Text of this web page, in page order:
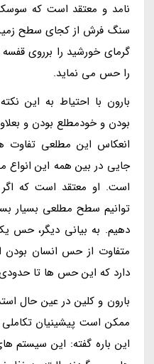
نامد و معتقد است که
سنگ فرش از کجای سطح زمین
گرمای خورشید را برروی
را حس می نماید.
بارون با احتیاط به این
بودن و خودمطلع بودن و
انعکاس این مطلعی تفاوت
جایی در بین همه این
است. او معتقد است که
توانیم سطح مطلعی بسیار
دهیم. به بیانی دیگر، حس
متفاوت از حس انسان
دارد که این حس ها تا
بارون و کلین در عین حال
ممکن است پیشینیان
این باره گفته: این سیستم